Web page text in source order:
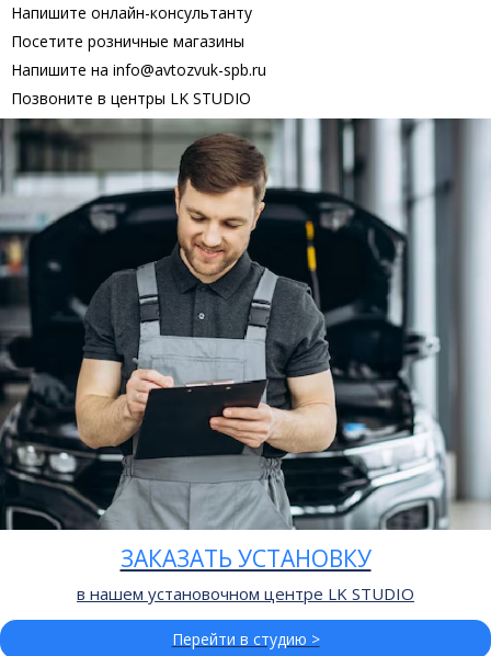
Напишите онлайн-консультанту
Посетите розничные магазины
Напишите на info@avtozvuk-spb.ru
Позвоните в центры LK STUDIO
ЗАКАЗАТЬ УСТАНОВКУ
в нашем установочном центре LK STUDIO
Перейти в студию >